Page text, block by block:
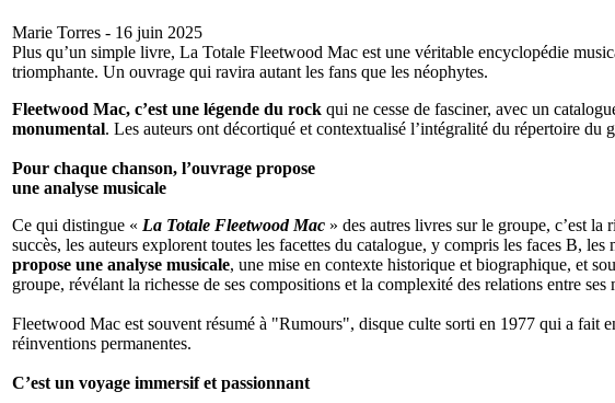
Marie Torres - 16 juin 2025
Plus qu’un simple livre, La Totale Fleetwood Mac est une véritable encyclopédie
triomphante. Un ouvrage qui ravira autant les fans que les néophytes.
Fleetwood Mac, c’est une légende du rock qui ne cesse de fasciner, avec un
monumental. Les auteurs ont décortiqué et contextualisé l’intégralité du répertoire
Pour chaque chanson, l’ouvrage propose
une analyse musicale
Ce qui distingue « La Totale Fleetwood Mac » des autres livres sur le groupe, c’est
succès, les auteurs explorent toutes les facettes du catalogue, y compris les faces B,
propose une analyse musicale, une mise en contexte historique et biographique, et
groupe, révélant la richesse de ses compositions et la complexité des relations entre ses
Fleetwood Mac est souvent résumé à "Rumours", disque culte sorti en 1977 qui a fait
réinventions permanentes.
C’est un voyage immersif et passionnant